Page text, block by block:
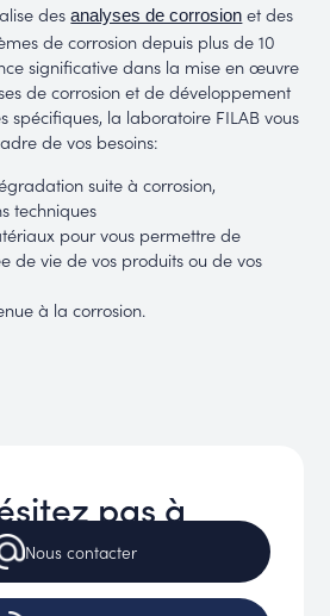
desanalyses de corrosion et des
de corrosion depuis plus de 10
significative dans la mise en œuvre
de corrosion et de développement
spécifiques, la laboratoire FILAB vous
de vos besoins:
suite à corrosion,
techniques
pour vous permettre de
de vie de vos produits ou de vos
à la corrosion.
pas à
Nous contacter